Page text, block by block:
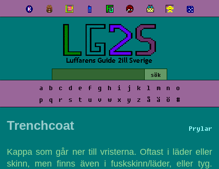
a b c d e f g h i j k l m n
o
p
q r s t u v w x y z å ä ö #
Prylar
Trenchcoat
Kappa som går ner till vristerna. Oftast i läder eller
skinn, men finns även i fuskskinn/läder, eller tyg.